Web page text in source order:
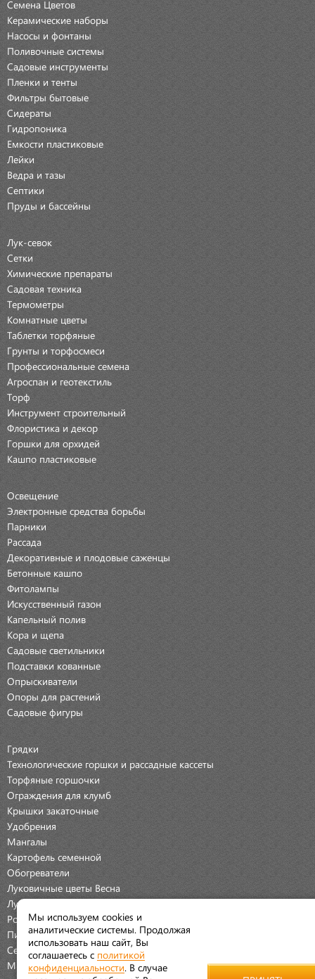
Семена Цветов
Керамические наборы
Насосы и фонтаны
Поливочные системы
Садовые инструменты
Пленки и тенты
Фильтры бытовые
Сидераты
Гидропоника
Емкости пластиковые
Лейки
Ведра и тазы
Септики
Пруды и бассейны
Лук-севок
Сетки
Химические препараты
Садовая техника
Термометры
Комнатные цветы
Таблетки торфяные
Грунты и торфосмеси
Профессиональные семена
Агроспан и геотекстиль
Торф
Инструмент строительный
Флористика и декор
Горшки для орхидей
Кашпо пластиковые
Освещение
Электронные средства борьбы
Парники
Рассада
Декоративные и плодовые саженцы
Бетонные кашпо
Фитолампы
Искусственный газон
Капельный полив
Кора и щепа
Садовые светильники
Подставки кованные
Опрыскиватели
Опоры для растений
Садовые фигуры
Грядки
Технологические горшки и рассадные кассеты
Торфяные горшочки
Ограждения для клумб
Крышки закаточные
Удобрения
Мангалы
Картофель семенной
Обогреватели
Луковичные цветы Весна
Луковичные цветы Осень
Розы
Пионы
Семена Овощей
Мраморная крошка
Мы используем cookies и
аналитические системы. Продолжая
использовать наш сайт, Вы
соглашаетесь с политикой
конфиденциальности . В случае